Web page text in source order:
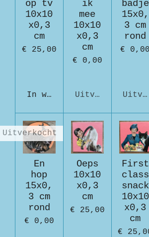
op tv
10x10
x0,3
cm
€ 25,00
In winkelwagen
ik
mee
10x10
x0,3
cm
€ 0,00
Uitverkocht
badje
15x0,
3 cm
rond
€ 0,00
Uitverkocht
En
hop
15x0,
3 cm
rond
€ 0,00
Oeps
10x10
x0,3
cm
€ 25,00
First
class
snack
10x10
x0,3
cm
€